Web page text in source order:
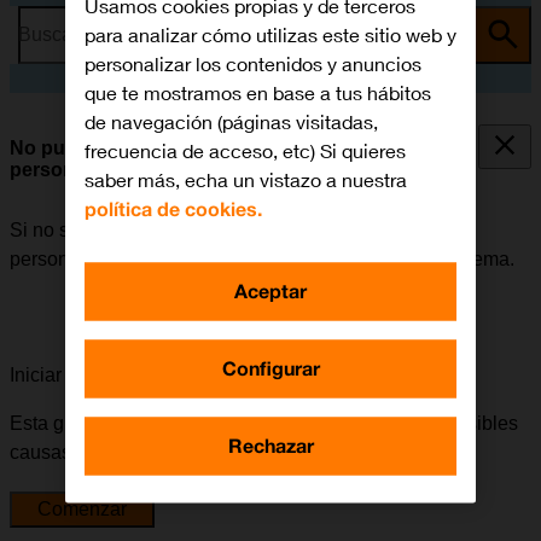
Busca por problema o tema
No puedo utilizar el móvil como punto de acceso
personal
Si no se puede utilizar el móvil como punto de acceso
personal, puede haber varias causas posibles al problema.
Iniciar la guía para solucionar tu problema
Esta guía te va a conducir a través de una serie de posibles
causas y soluciones al problema.
Comenzar
Usamos cookies propias y de terceros
para analizar cómo utilizas este sitio web y
personalizar los contenidos y anuncios
que te mostramos en base a tus hábitos
de navegación (páginas visitadas,
frecuencia de acceso, etc) Si quieres
saber más, echa un vistazo a nuestra
política de cookies.
Configurar
Rechazar
Aceptar